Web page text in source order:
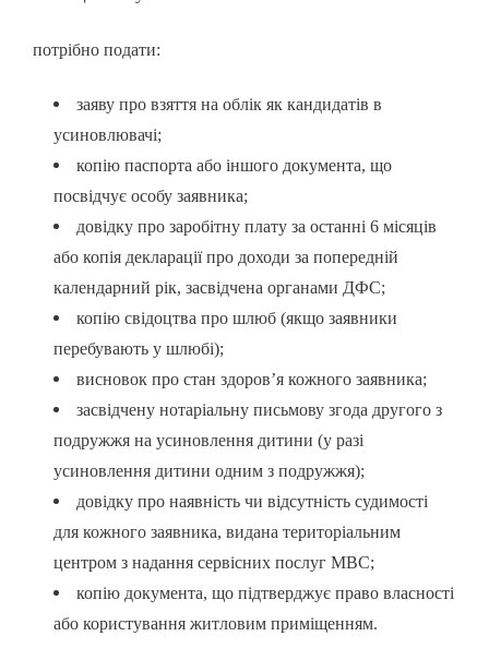
потрібно подати:
заяву про взяття на облік як кандидатів в
усиновлювачі;
копію паспорта або іншого документа, що
посвідчує особу заявника;
довідку про заробітну плату за останні 6 місяців
або копія декларації про доходи за попередній
календарний рік, засвідчена органами ДФС;
копію свідоцтва про шлюб (якщо заявники
перебувають у шлюбі);
висновок про стан здоров’я кожного заявника;
засвідчену нотаріальну письмову згода другого з
подружжя на усиновлення дитини (у разі
усиновлення дитини одним з подружжя);
довідку про наявність чи відсутність судимості
для кожного заявника, видана територіальним
центром з надання сервісних послуг МВС;
копію документа, що підтверджує право власності
або користування житловим приміщенням.